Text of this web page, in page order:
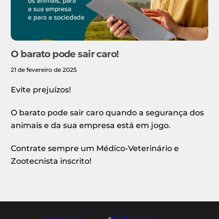
O barato pode sair caro!
21 de fevereiro de 2025
Evite prejuízos!
O barato pode sair caro quando a segurança dos
animais e da sua empresa está em jogo.
Contrate sempre um Médico-Veterinário e
Zootecnista inscrito!